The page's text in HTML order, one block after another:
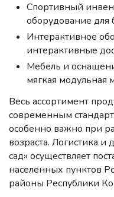
Спортивный
оборудование для
Интерактивное
интерактивные
Мебель и
мягкая модульная
Весь ассортимент
современным
особенно важно при
возраста. Логистика
сад» осуществляет
населенных пунктов
районы Республики